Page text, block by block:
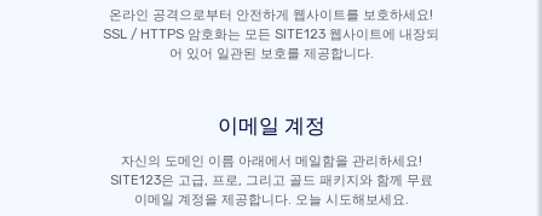
온라인 공격으로부터 안전하게 웹사이트를 보호하세요!
SSL / HTTPS 암호화는 모든 SITE123 웹사이트에 내장되
어 있어 일관된 보호를 제공합니다.
이메일 계정
자신의 도메인 이름 아래에서 메일함을 관리하세요!
SITE123은 고급, 프로, 그리고 골드 패키지와 함께 무료
이메일 계정을 제공합니다. 오늘 시도해보세요.